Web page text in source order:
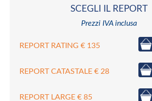
SCEGLI IL REPORT
Prezzi IVA inclusa
REPORT RATING € 135
REPORT CATASTALE € 28
REPORT LARGE € 85